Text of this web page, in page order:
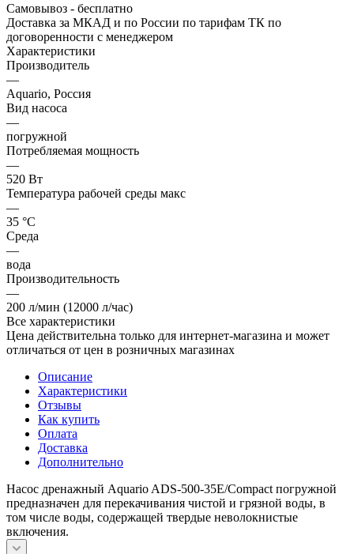
Самовывоз - бесплатно
Доставка за МКАД и по России по тарифам ТК по
договоренности с менеджером
Характеристики
Производитель
—
Aquario, Россия
Вид насоса
—
погружной
Потребляемая мощность
—
520 Вт
Температура рабочей среды макс
—
35 °С
Среда
—
вода
Производительность
—
200 л/мин (12000 л/час)
Все характеристики
Цена действительна только для интернет-магазина и может
отличаться от цен в розничных магазинах
Описание
Характеристики
Отзывы
Как купить
Оплата
Доставка
Дополнительно
Насос дренажный Aquario ADS-500-35E/Compact погружной
предназначен для перекачивания чистой и грязной воды, в
том числе воды, содержащей твердые неволокнистые
включения.